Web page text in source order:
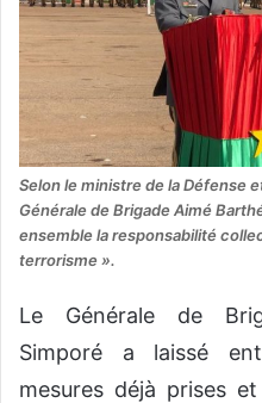
Selon le ministre de la Défense
Générale de Brigade Aimé
ensemble la responsabilité
terrorisme ».
Le Générale de
Simporé a laissé
mesures déjà prises